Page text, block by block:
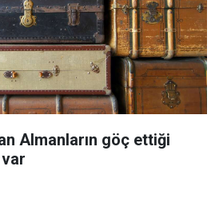
Almanların göç ettiği
var